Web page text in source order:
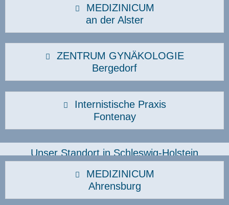
MEDIZINICUM
an der Alster
ZENTRUM GYNÄKOLOGIE
Bergedorf
Internistische Praxis
Fontenay
Unser Standort in Schleswig-Holstein
MEDIZINICUM
Ahrensburg